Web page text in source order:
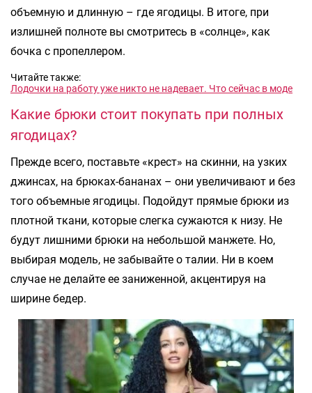
объемную и длинную – где ягодицы. В итоге, при
излишней полноте вы смотритесь в «солнце», как
бочка с пропеллером.
Читайте также:
Лодочки на работу уже никто не надевает. Что сейчас в моде
Какие брюки стоит покупать при полных
ягодицах?
Прежде всего, поставьте «крест» на скинни, на узких
джинсах, на брюках-бананах – они увеличивают и без
того объемные ягодицы. Подойдут прямые брюки из
плотной ткани, которые слегка сужаются к низу. Не
будут лишними брюки на небольшой манжете. Но,
выбирая модель, не забывайте о талии. Ни в коем
случае не делайте ее заниженной, акцентируя на
ширине бедер.